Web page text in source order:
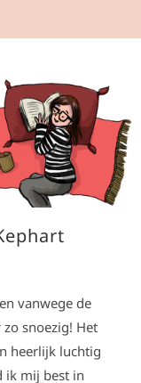
vanwege de
snoezig! Het
heerlijk luchtig
ik mij best in